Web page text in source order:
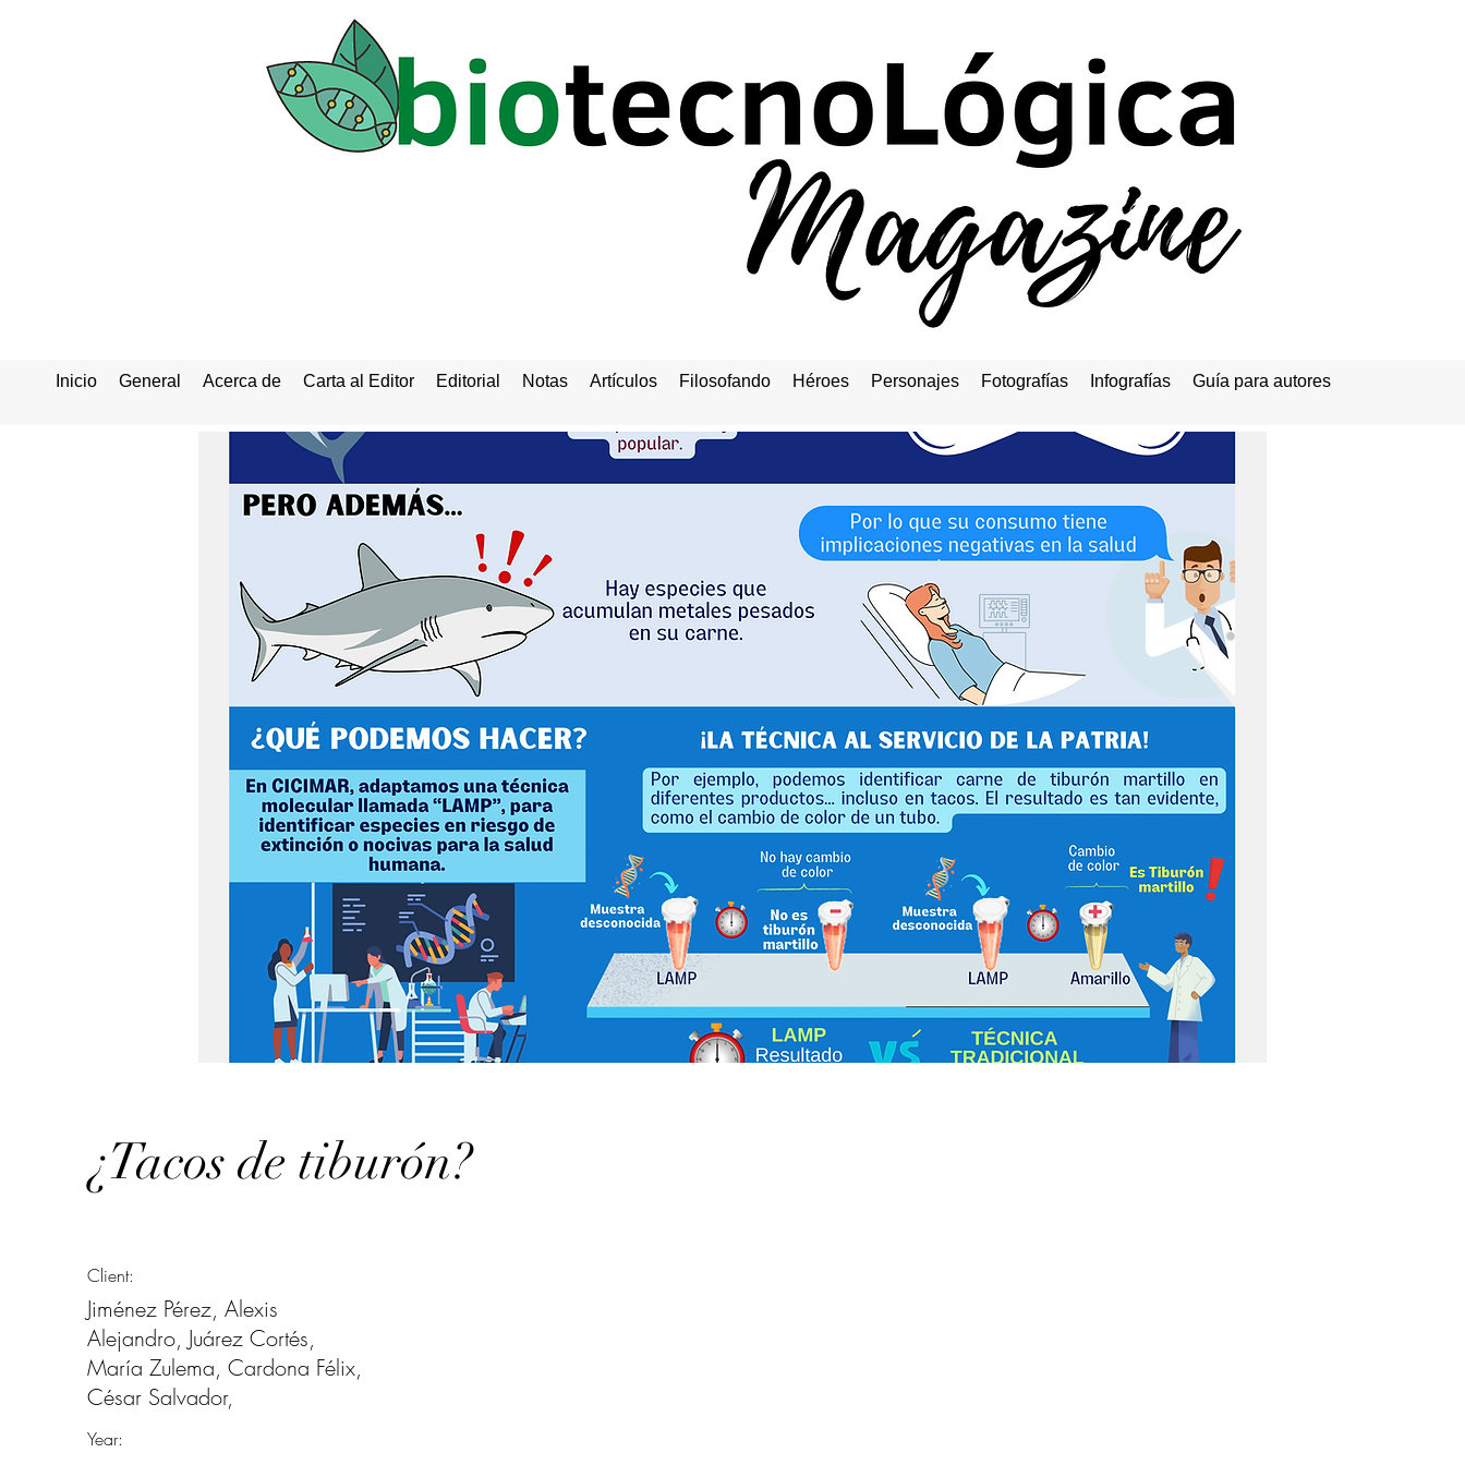
Inicio General Acerca de Carta al Editor Editorial Notas Artículos Filosofando Héroes Personajes Fotografías Infografías Guía para autores
¿Tacos de tiburón?
Client:
Jiménez Pérez, Alexis
Alejandro, Juárez Cortés,
María Zulema, Cardona Félix,
César Salvador,
Year: